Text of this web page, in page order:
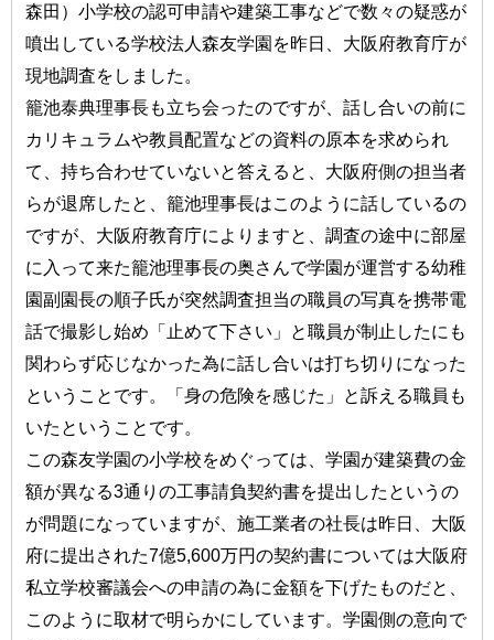
森田）小学校の認可申請や建築工事などで数々の疑惑が
噴出している学校法人森友学園を昨日、大阪府教育庁が
現地調査をしました。
籠池泰典理事長も立ち会ったのですが、話し合いの前に
カリキュラムや教員配置などの資料の原本を求められ
て、持ち合わせていないと答えると、大阪府側の担当者
らが退席したと、籠池理事長はこのように話しているの
ですが、大阪府教育庁によりますと、調査の途中に部屋
に入って来た籠池理事長の奥さんで学園が運営する幼稚
園副園長の順子氏が突然調査担当の職員の写真を携帯電
話で撮影し始め「止めて下さい」と職員が制止したにも
関わらず応じなかった為に話し合いは打ち切りになった
ということです。「身の危険を感じた」と訴える職員も
いたということです。
この森友学園の小学校をめぐっては、学園が建築費の金
額が異なる3通りの工事請負契約書を提出したというの
が問題になっていますが、施工業者の社長は昨日、大阪
府に提出された7億5,600万円の契約書については大阪府
私立学校審議会への申請の為に金額を下げたものだと、
このように取材で明らかにしています。学園側の意向で